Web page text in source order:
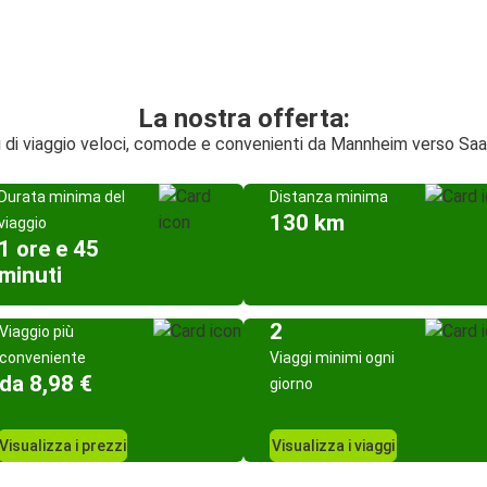
La nostra offerta:
di viaggio veloci, comode e convenienti da Mannheim verso
Durata minima del
1 ore e 45
minuti
Distanza minima
130 km
Viaggio più
conveniente
da 8,98 €
Visualizza i prezzi
2
Viaggi minimi ogni
giorno
Visualizza i viaggi